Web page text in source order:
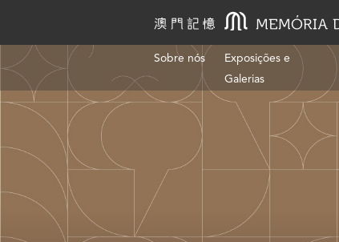
Sobre nós
Exposições e
Galerias